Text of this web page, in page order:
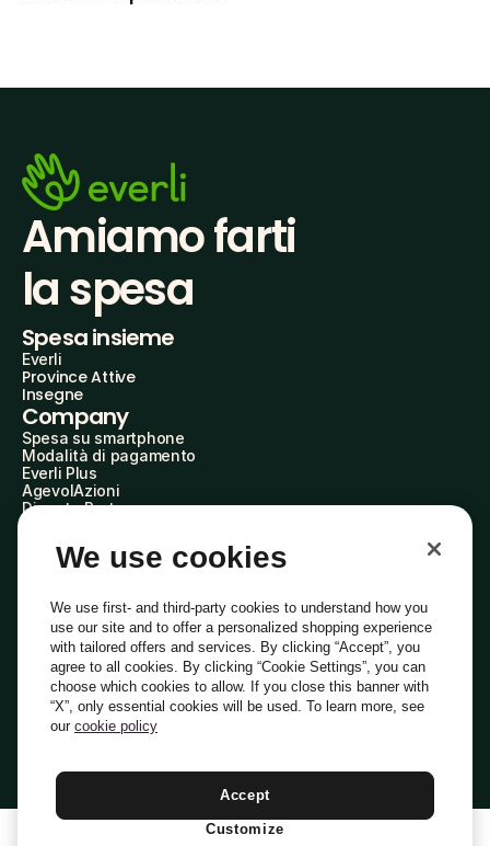
Amiamo farti
la spesa
Spesa insieme
Everli
Province Attive
Insegne
Company
Spesa su smartphone
Modalità di pagamento
Everli Plus
AgevolAzioni
Diventa Partner
Everli Shoppers
About Us
Everli News
Domande frequenti
Lavora con noi
Diventa Shopper
Investitori
PrivacyCookiePreferenze Cookie
Termini e CondizioniCodice Etico
Indirizzo PEC: everli@pec.it - indirizzo DPO: dpo@everli.com
Italiano
We use cookies
We use first- and third-party cookies to understand how you
use our site and to offer a personalized shopping experience
with tailored offers and services. By clicking “Accept”, you
agree to all cookies. By clicking “Cookie Settings”, you can
choose which cookies to allow. If you close this banner with
“X”, only essential cookies will be used. To learn more, see
our cookie policy
Accept
Customize